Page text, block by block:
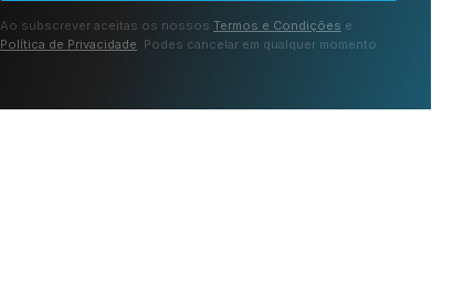
Ao subscrever aceitas os nossos Termos e Condições e
Política de Privacidade . Podes cancelar em qualquer momento.